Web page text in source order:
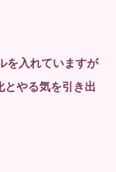
を入れていますが
とやる気を引き出